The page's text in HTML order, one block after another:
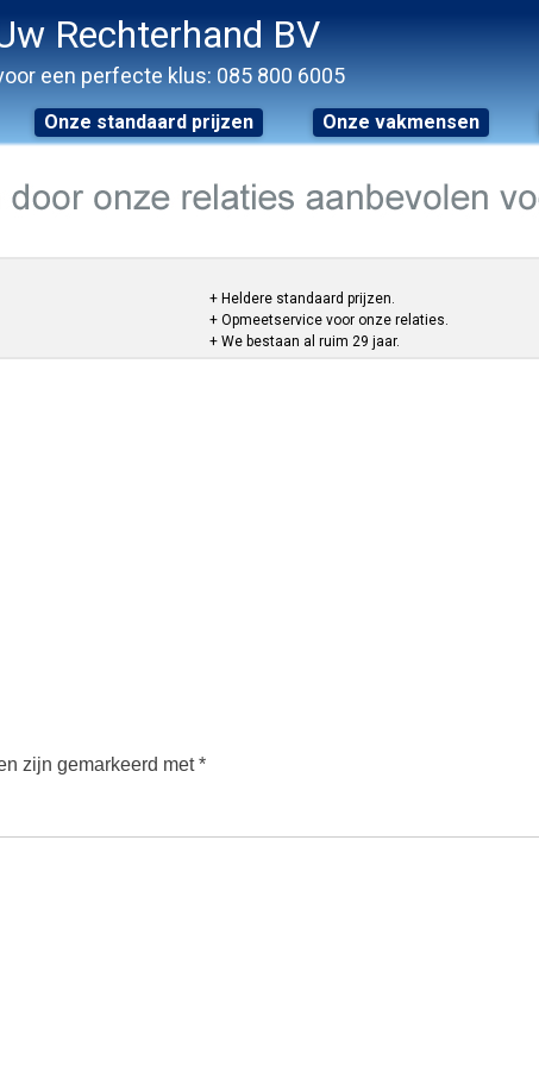
Rechterhand BV
een perfecte klus: 085 800 6005
Onze standaard prijzen Onze vakmensen
+ Heldere standaard prijzen.
+ Opmeetservice voor onze relaties.
+ We bestaan al ruim 29 jaar.
zijn gemarkeerd met*